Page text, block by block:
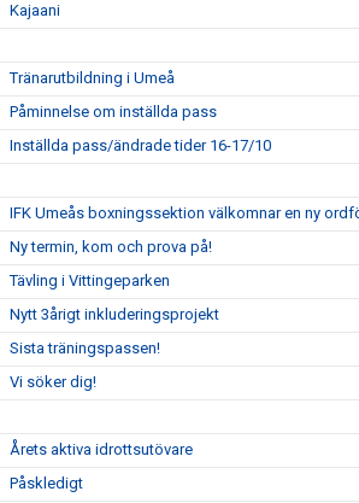
Kajaani
Tränarutbildning i Umeå
Påminnelse om inställda pass
Inställda pass/ändrade tider 16-17/10
IFK Umeås boxningssektion välkomnar en ny
Ny termin, kom och prova på!
Tävling i Vittingeparken
Nytt 3årigt inkluderingsprojekt
Sista träningspassen!
Vi söker dig!
Årets aktiva idrottsutövare
Påskledigt